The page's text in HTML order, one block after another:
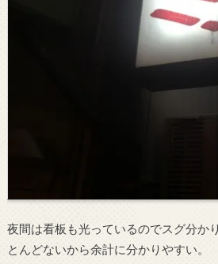
夜間は看板も光っているのでスグ分か
とんどないから余計に分かりやすい。